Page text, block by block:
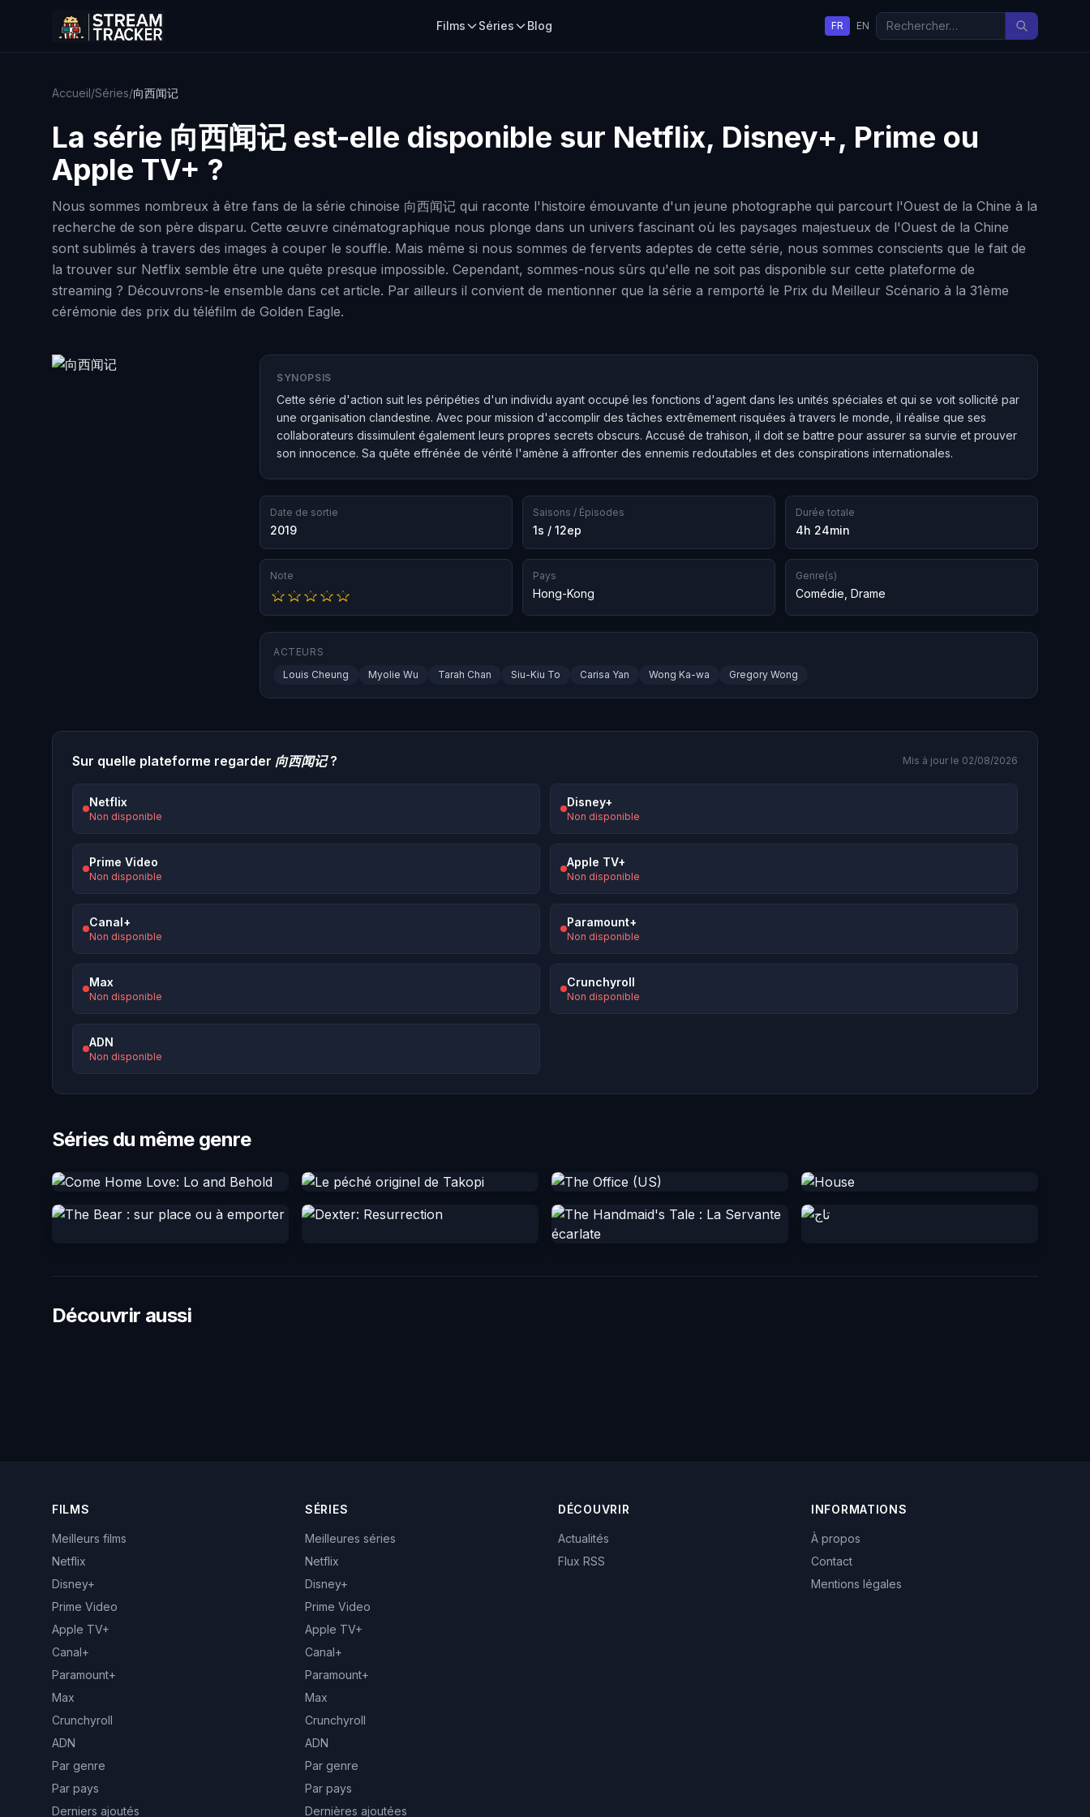
Films Séries Blog FR EN
Accueil/Séries/向西闻记
La série 向西闻记 est-elle disponible sur Netflix, Disney+, Prime ou
Apple TV+ ?
Nous sommes nombreux à être fans de la série chinoise 向西闻记 qui raconte l'histoire émouvante d'un jeune photographe qui parcourt l'Ouest de la Chine à la
recherche de son père disparu. Cette œuvre cinématographique nous plonge dans un univers fascinant où les paysages majestueux de l'Ouest de la Chine
sont sublimés à travers des images à couper le souffle. Mais même si nous sommes de fervents adeptes de cette série, nous sommes conscients que le fait de
la trouver sur Netflix semble être une quête presque impossible. Cependant, sommes-nous sûrs qu'elle ne soit pas disponible sur cette plateforme de
streaming ? Découvrons-le ensemble dans cet article. Par ailleurs il convient de mentionner que la série a remporté le Prix du Meilleur Scénario à la 31ème
cérémonie des prix du téléfilm de Golden Eagle.
SYNOPSIS
Cette série d'action suit les péripéties d'un individu ayant occupé les fonctions d'agent dans les unités spéciales et qui se voit sollicité par
une organisation clandestine. Avec pour mission d'accomplir des tâches extrêmement risquées à travers le monde, il réalise que ses
collaborateurs dissimulent également leurs propres secrets obscurs. Accusé de trahison, il doit se battre pour assurer sa survie et prouver
son innocence. Sa quête effrénée de vérité l'amène à affronter des ennemis redoutables et des conspirations internationales.
Date de sortie
2019
Saisons / Épisodes
1s / 12ep
Durée totale
4h 24min
Note Pays
Hong-Kong
Genre(s)
Comédie Drame
ACTEURS
Louis Cheung
Myolie Wu Tarah Chan Siu-Kiu To Carisa Yan Wong Ka-wa Gregory Wong
Sur quelle plateforme regarder 向西闻记? Mis à jour le 02/08/2026
Netflix
Non disponible
Disney+
Non disponible
Prime Video
Non disponible
Apple TV+
Non disponible
Canal+
Non disponible
Paramount+
Non disponible
Max
Non disponible
Crunchyroll
Non disponible
ADN
Non disponible
Séries du même genre
Découvrir aussi
FILMS
Meilleurs films
Netflix
Disney+
Prime Video
Apple TV+
Canal+
Paramount+
Max
Crunchyroll
ADN
Par genre
Par pays
Derniers ajoutés
SÉRIES
Meilleures séries
Netflix
Disney+
Prime Video
Apple TV+
Canal+
Paramount+
Max
Crunchyroll
ADN
Par genre
Par pays
Dernières ajoutées
DÉCOUVRIR
Actualités
Flux RSS
INFORMATIONS
À propos
Contact
Mentions légales